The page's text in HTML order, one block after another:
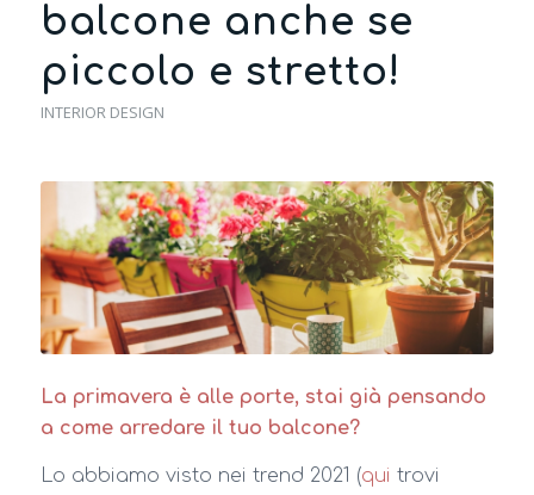
balcone anche se
piccolo e stretto!
INTERIOR DESIGN
La primavera è alle porte, stai già pensando
a come arredare il tuo balcone?
Lo abbiamo visto nei trend 2021 (qui trovi